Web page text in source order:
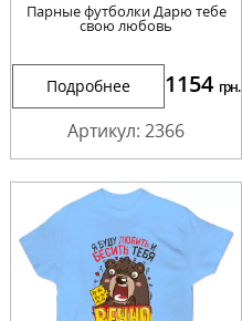
Парные футболки Дарю тебе
свою любовь
Подробнее 1154 грн.
Артикул: 2366